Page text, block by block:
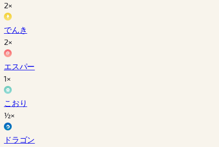
2×
でんき
2×
エスパー
1×
こおり
½×
ドラゴン